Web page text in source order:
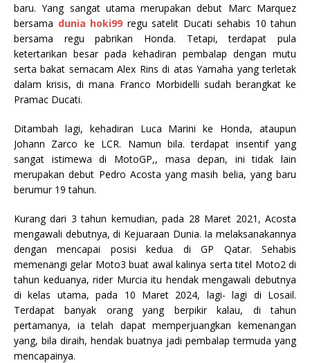
baru. Yang sangat utama merupakan debut Marc Marquez
bersama dunia hoki99 regu satelit Ducati sehabis 10 tahun
bersama regu pabrikan Honda. Tetapi, terdapat pula
ketertarikan besar pada kehadiran pembalap dengan mutu
serta bakat semacam Alex Rins di atas Yamaha yang terletak
dalam krisis, di mana Franco Morbidelli sudah berangkat ke
Pramac Ducati.
Ditambah lagi, kehadiran Luca Marini ke Honda, ataupun
Johann Zarco ke LCR. Namun bila. terdapat insentif yang
sangat istimewa di MotoGP,, masa depan, ini tidak lain
merupakan debut Pedro Acosta yang masih belia, yang baru
berumur 19 tahun.
Kurang dari 3 tahun kemudian, pada 28 Maret 2021, Acosta
mengawali debutnya, di Kejuaraan Dunia. Ia melaksanakannya
dengan mencapai posisi kedua di GP Qatar. Sehabis
memenangi gelar Moto3 buat awal kalinya serta titel Moto2 di
tahun keduanya, rider Murcia itu hendak mengawali debutnya
di kelas utama, pada 10 Maret 2024, lagi- lagi di Losail.
Terdapat banyak orang yang berpikir kalau, di tahun
pertamanya, ia telah dapat memperjuangkan kemenangan
yang, bila diraih, hendak buatnya jadi pembalap termuda yang
mencapainya.